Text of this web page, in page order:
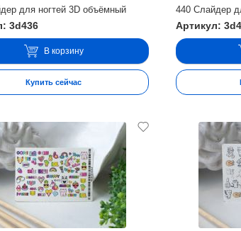
для ногтей 3D объёмный
3d436
В корзину
Купить сейчас
440 Слайдер
Артикул: